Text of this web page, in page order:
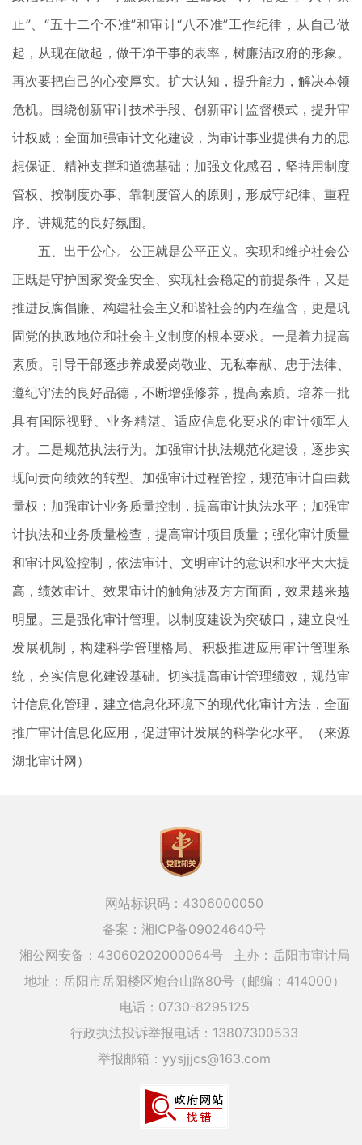
止”、“五十二个不准”和审计“八不准”工作纪律，从自己做
起，从现在做起，做干净干事的表率，树廉洁政府的形象。
再次要把自己的心变厚实。扩大认知，提升能力，解决本领
危机。围绕创新审计技术手段、创新审计监督模式，提升审
计权威；全面加强审计文化建设，为审计事业提供有力的思
想保证、精神支撑和道德基础；加强文化感召，坚持用制度
管权、按制度办事、靠制度管人的原则，形成守纪律、重程
序、讲规范的良好氛围。
五、出于公心。公正就是公平正义。实现和维护社会公
正既是守护国家资金安全、实现社会稳定的前提条件，又是
推进反腐倡廉、构建社会主义和谐社会的内在蕴含，更是巩
固党的执政地位和社会主义制度的根本要求。一是着力提高
素质。引导干部逐步养成爱岗敬业、无私奉献、忠于法律、
遵纪守法的良好品德，不断增强修养，提高素质。培养一批
具有国际视野、业务精湛、适应信息化要求的审计领军人
才。二是规范执法行为。加强审计执法规范化建设，逐步实
现问责向绩效的转型。加强审计过程管控，规范审计自由裁
量权；加强审计业务质量控制，提高审计执法水平；加强审
计执法和业务质量检查，提高审计项目质量；强化审计质量
和审计风险控制，依法审计、文明审计的意识和水平大大提
高，绩效审计、效果审计的触角涉及方方面面，效果越来越
明显。三是强化审计管理。以制度建设为突破口，建立良性
发展机制，构建科学管理格局。积极推进应用审计管理系
统，夯实信息化建设基础。切实提高审计管理绩效，规范审
计信息化管理，建立信息化环境下的现代化审计方法，全面
推广审计信息化应用，促进审计发展的科学化水平。（来源
湖北审计网）
网站标识码：4306000050
备案：湘ICP备09024640号
湘公网安备：43060202000064号
主办：岳阳市审计局
地址：岳阳市岳阳楼区炮台山路80号（邮编：414000）
电话：0730-8295125
行政执法投诉举报电话：13807300533
举报邮箱：yysjjjcs@163.com